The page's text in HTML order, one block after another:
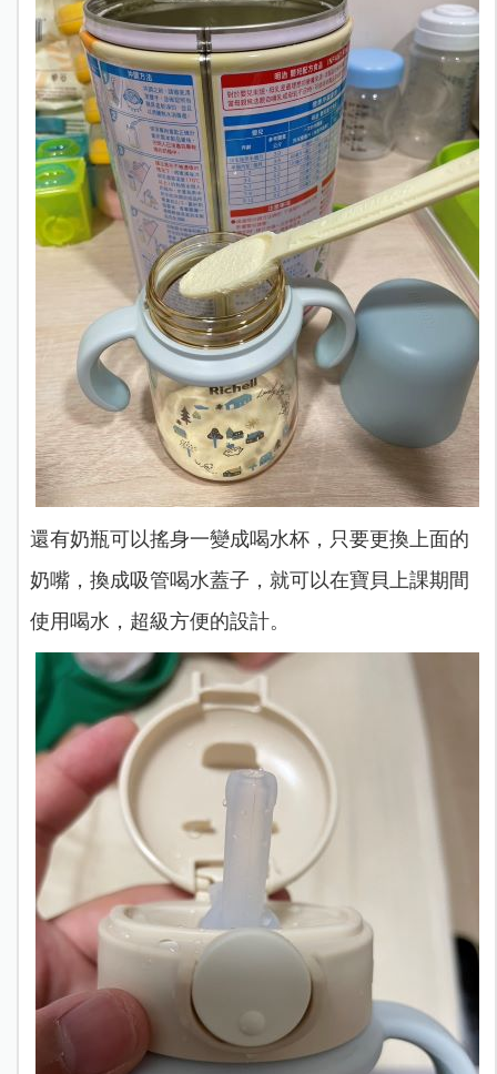
還有奶瓶可以搖身一變成喝水杯，只要更換上面的
奶嘴，換成吸管喝水蓋子，就可以在寶貝上課期間
使用喝水，超級方便的設計。